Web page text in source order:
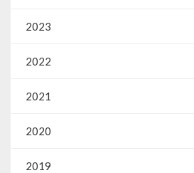
2023
2022
2021
2020
2019